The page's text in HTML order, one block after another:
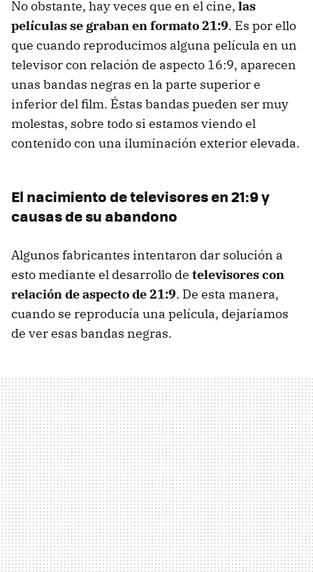
No obstante, hay veces que en el cine, las
películas se graban en formato 21:9. Es por ello
que cuando reproducimos alguna película en un
televisor con relación de aspecto 16:9, aparecen
unas bandas negras en la parte superior e
inferior del film. Éstas bandas pueden ser muy
molestas, sobre todo si estamos viendo el
contenido con una iluminación exterior elevada.
El nacimiento de televisores en 21:9 y
causas de su abandono
Algunos fabricantes intentaron dar solución a
esto mediante el desarrollo de televisores con
relación de aspecto de 21:9. De esta manera,
cuando se reproducía una película, dejaríamos
de ver esas bandas negras.